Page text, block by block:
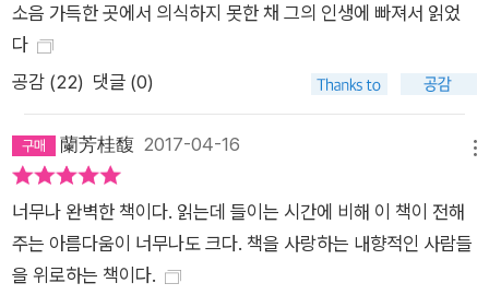
수 없을 것이었다. 코페르니쿠스가 지구가 더는 세상의 중심이 아
니라는 것을 밝혀내자 대거 자살을 감행한 그 모든 수도사들처럼.
그때까지 삶을 지탱해준 세상과는 전혀 다른 세상을 그들은 상상
통찰 유럽 문학 거장이 던지는 시대에 대한 통렬한 풍자 『너무 시
끄러운 고독』은 겨우 130여 쪽에 불과한 짧은 소설이지만 이 작
품이 담고 있는 의미의 무게는 결코 가볍지 않다. 보후밀 흐라발
은 한탸라는 한 늙은 남자의 생애를 통해 끊임없이 노동해야 하는
인간, 그리고 노동자를 대신하는 기계의 등장 이후 인간 삶의 방
소음 가득한 곳에서 의식하지 못한 채 그의 인생에 빠져서 읽었
다
공감 (22) 댓글 (0)
蘭芳桂馥 2017-04-16
너무나 완벽한 책이다. 읽는데 들이는 시간에 비해 이 책이 전해
주는 아름다움이 너무나도 크다. 책을 사랑하는 내향적인 사람들
을 위로하는 책이다.